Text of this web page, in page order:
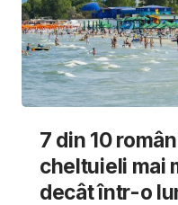
7 din 10
cheltuieli mai
decât într-o